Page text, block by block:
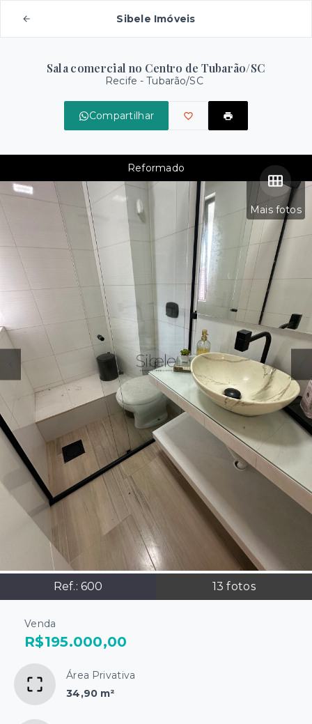
Sibele Imóveis
Sala comercial no Centro de Tubarão/SC
Recife - Tubarão/SC
Compartilhar
Mais fotos
Ref.: 600 13 fotos
Reformado
Venda
R$195.000,00
Área Privativa
34,90 m²